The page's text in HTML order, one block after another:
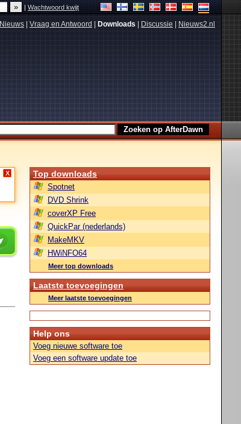
|Wachtwoord kwijt
Nieuws Vraag en Antwoord Downloads Discussie Nieuws2.nl
X Top downloads
Spotnet
DVD Shrink
coverXP Free
QuickPar (nederlands)
MakeMKV
HWiNFO64
Meer top downloads
Laatste toevoegingen
Meer laatste toevoegingen
Help ons
Voeg nieuwe software toe
Voeg een software update toe